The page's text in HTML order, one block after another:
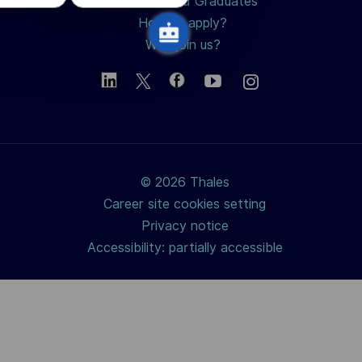
How to apply?
Why join us?
© 2026 Thales
Career site cookies setting
Privacy notice
Accessibility: partially accessible